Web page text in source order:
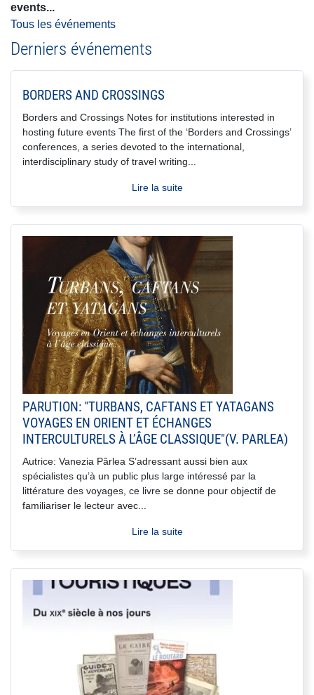
events...
Tous les événements
Derniers événements
BORDERS AND CROSSINGS
Borders and Crossings Notes for institutions interested in
hosting future events The first of the ‘Borders and Crossings’
conferences, a series devoted to the international,
interdisciplinary study of travel writing...
Lire la suite
PARUTION: "TURBANS, CAFTANS ET YATAGANS
VOYAGES EN ORIENT ET ÉCHANGES
INTERCULTURELS À L’ÂGE CLASSIQUE"(V. PARLEA)
Autrice: Vanezia Pârlea S’adressant aussi bien aux
spécialistes qu’à un public plus large intéressé par la
littérature des voyages, ce livre se donne pour objectif de
familiariser le lecteur avec...
Lire la suite